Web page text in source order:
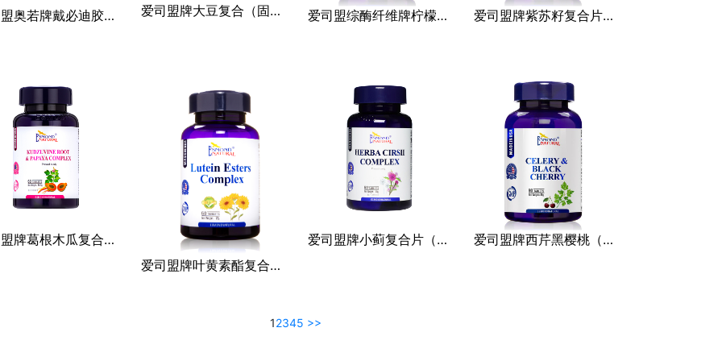
爱司盟奥若牌戴必迪胶囊（蓝帽） 爱司盟牌大豆复合（固体饮料） 爱司盟综酶纤维牌柠檬绿茶复合片（压片糖果） 爱司盟牌紫苏籽复合片（压片糖果）
爱司盟牌葛根木瓜复合片（压片糖果）
爱司盟牌叶黄素酯复合片（压片糖果）
爱司盟牌小蓟复合片（压片糖果） 爱司盟牌西芹黑樱桃（压片糖果）
12345 >>